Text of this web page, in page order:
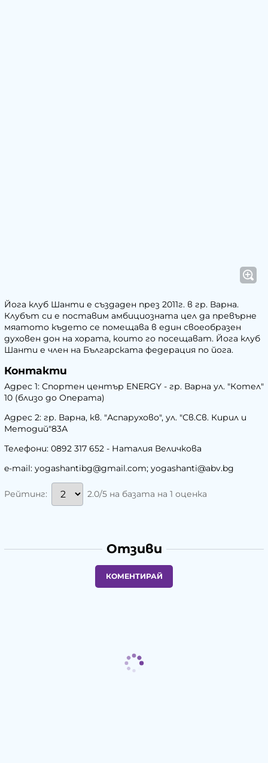
Йога клуб Шанти е създаден през 2011г. в гр. Варна.
Клубът си е поставим амбициозната цел да превърне
мяатото където се помещава в един своеобразен
духовен дон на хората, които го посещават. Йога клуб
Шанти е член на Българската федерация по йога.
Контакти
Адрес 1: Спортен център ENERGY - гр. Варна ул. "Котел"
10 (близо до Операта)
Адрес 2: гр. Варна, кв. "Аспарухово", ул. "Св.Св. Кирил и
Методий"83А
Телефони: 0892 317 652 - Наталия Величкова
e-mail: yogashantibg@gmail.com; yogashanti@abv.bg
Рейтинг: 2.0/5 на базата на 1 оценка
Отзиви
КОМЕНТИРАЙ